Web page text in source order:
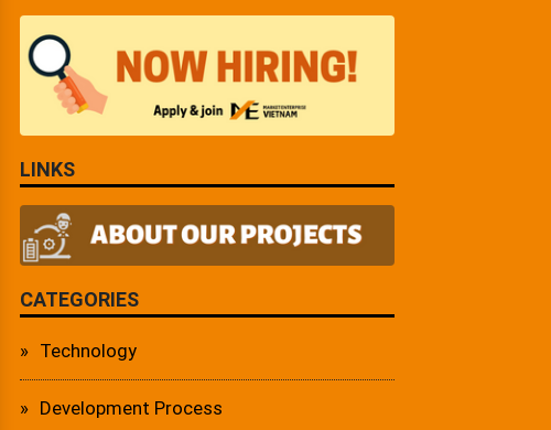
LINKS
CATEGORIES
Technology
Development Process